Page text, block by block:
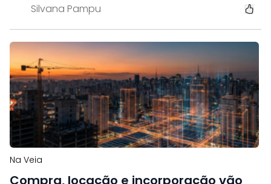
Silvana Pampu
Na Veia
Compra, locação e incorporação vão